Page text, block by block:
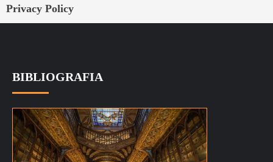
Privacy Policy
BIBLIOGRAFIA